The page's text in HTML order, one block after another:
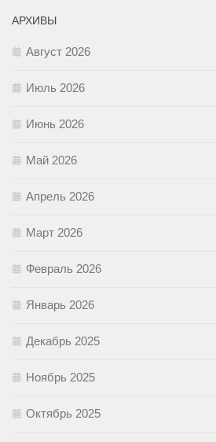
АРХИВЫ
Август 2026
Июль 2026
Июнь 2026
Май 2026
Апрель 2026
Март 2026
Февраль 2026
Январь 2026
Декабрь 2025
Ноябрь 2025
Октябрь 2025